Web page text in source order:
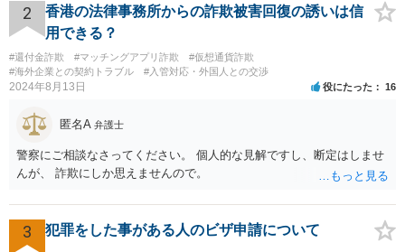
約が有効かどうかは、ライセンスされた権利の種類（著作権、商標
権、特許権など）や契約の時期などを見て判断する必要があります。
いずれにせよ具体的事情が分からないと確定的な回答は難しいと思わ
れますので、弁護士に直接相談されることをお勧めします。
2
香港の法律事務所からの詐欺被害回復の誘いは信
用できる？
#還付金詐欺 #マッチングアプリ詐欺
#仮想通貨詐欺
#海外企業との契約トラブル
#入管対応・外国人との交渉
2024年8月13日 役にたった 16
匿名A 弁護士
警察にご相談なさってください。 個人的な見解ですし、断定はしませ
んが、 詐欺にしか思えませんので。
3 犯罪をした事がある人のビザ申請について